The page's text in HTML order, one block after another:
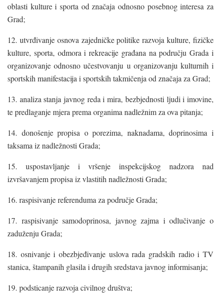
oblasti kulture i sporta od značaja odnosno posebnog interesa za
Grad;
12. utvrđivanje osnova zajedničke politike razvoja kulture, fizičke
kulture, sporta, odmora i rekreacije građana na području Grada i
organizovanje odnosno učestvovanju u organizovanju kulturnih i
sportskih manifestacija i sportskih takmičenja od značaja za Grad;
13. analiza stanja javnog reda i mira, bezbjednosti ljudi i imovine,
te predlaganje mjera prema organima nadležnim za ova pitanja;
14. donošenje propisa o porezima, naknadama, doprinosima i
taksama iz nadležnosti Grada;
15. uspostavljanje i vršenje inspekcijskog nadzora nad
izvršavanjem propisa iz vlastitih nadležnosti Grada;
16. raspisivanje referenduma za područje Grada;
17. raspisivanje samodoprinosa, javnog zajma i odlučivanje o
zaduženju Grada;
18. osnivanje i obezbjeđivanje uslova rada gradskih radio i TV
stanica, štampanih glasila i drugih sredstava javnog informisanja;
19. podsticanje razvoja civilnog društva;